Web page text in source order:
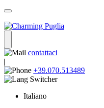
contattaci
|
+39.070.513489
Italiano